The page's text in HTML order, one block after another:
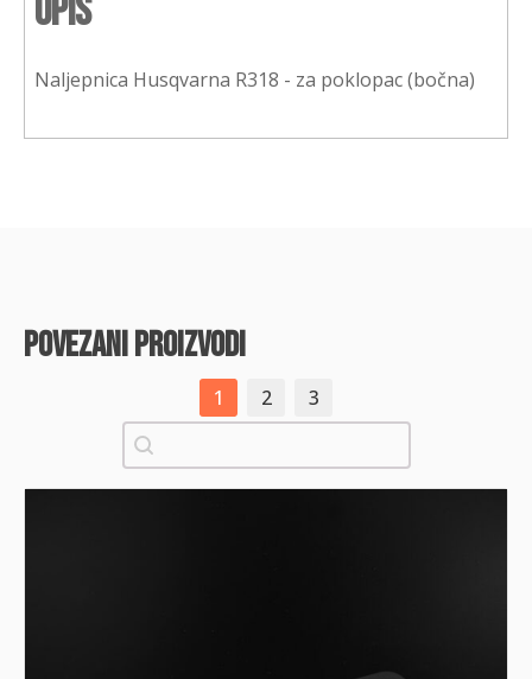
Opis
Naljepnica Husqvarna R318 - za poklopac (bočna)
povezani proizvodi
1 2
3
Pretraži